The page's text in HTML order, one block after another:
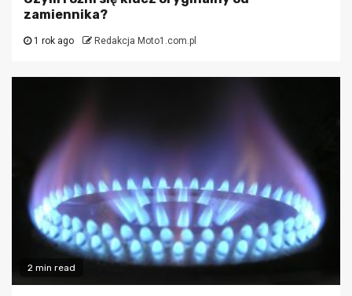
zamiennika?
1 rok ago Redakcja Moto1.com.pl
2 min read